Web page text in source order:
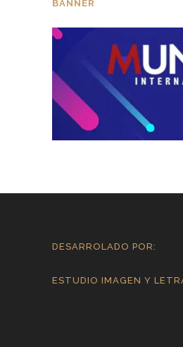
BANNER
DESARROLADO POR:
ESTUDIO IMAGEN Y